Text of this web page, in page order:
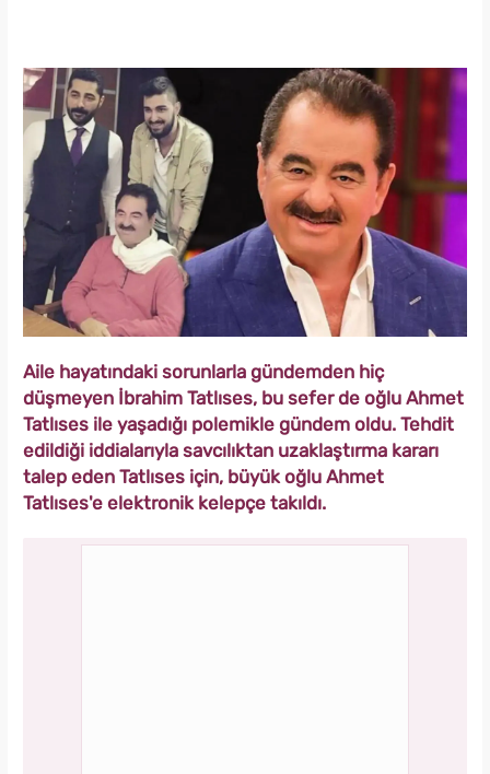
Aile hayatındaki sorunlarla gündemden hiç
düşmeyen İbrahim Tatlıses, bu sefer de oğlu Ahmet
Tatlıses ile yaşadığı polemikle gündem oldu. Tehdit
edildiği iddialarıyla savcılıktan uzaklaştırma kararı
talep eden Tatlıses için, büyük oğlu Ahmet
Tatlıses'e elektronik kelepçe takıldı.